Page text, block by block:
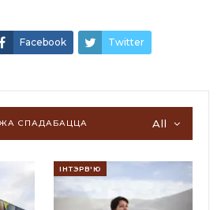
Facebook Twitter
All
СПАДАБАЦЦА
ІНТЭРВ'Ю